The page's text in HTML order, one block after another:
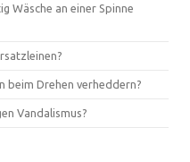
Wäsche an einer Spinne
beim Drehen verheddern?
Vandalismus?